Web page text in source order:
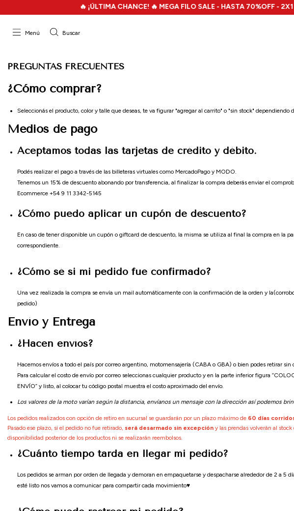
🔥 ¡ÚLTIMA CHANCE! 🔥 MEGA FILO SALE - HASTA 70%OFF - 2X1 -
Menú Buscar
PREGUNTAS FRECUENTES
¿Cómo comprar?
Seleccionás el producto, color y talle que deseas, te va figurar "agregar al carrito" o "sin stock" dependiendo
Medios de pago
Aceptamos todas las tarjetas de crédito y débito.
Podés realizar el pago a través de las billeteras virtuales como MercadoPago y MODO.
Tenemos un 15% de descuento abonando por transferencia, al finalizar la compra deberás enviar el
Ecommerce +54 9 11 3342-5145
¿Cómo puedo aplicar un cupón de descuento?
En caso de tener disponible un cupón o giftcard de descuento, la misma se utiliza al final la compra en la
correspondiente.
¿Cómo sé si mi pedido fue confirmado?
Una vez realizada la compra se envía un mail automáticamente con la confirmación de la orden y
pedido)
Envío y Entrega
¿Hacen envíos?
Hacemos envíos a todo el país por correo argentino, motomensajería (CABA o GBA) o bien podes retirar sin
Para calcular el costo de envío por correo seleccionas cualquier producto y en la parte inferior figura
ENVÍO” y listo, al colocar tu código postal muestra el costo aproximado del envío.
Los valores de la moto varían según la distancia, envíanos un mensaje con la dirección así podemos
Los pedidos realizados con opción de retiro en sucursal se guardarán por un plazo máximo de 60 días
Pasado ese plazo, si el pedido no fue retirado, será desarmado sin excepción y las prendas volverán al
disponibilidad posterior de los productos ni se realizarán reembolsos.
¿Cuánto tiempo tarda en llegar mi pedido?
Los pedidos se arman por orden de llegada y demoran en empaquetarse y despacharse alrededor de 2 a 5
esté listo nos vamos a comunicar para compartir cada movimiento♥